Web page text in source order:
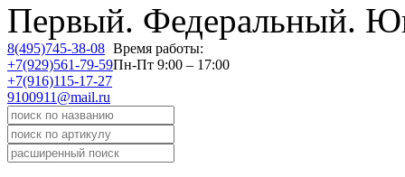
Первый. Федеральный.
8(495)745-38-08
+7(929)561-79-59
+7(916)115-17-27
9100911@mail.ru
Время работы:
Пн-Пт 9:00 – 17:00